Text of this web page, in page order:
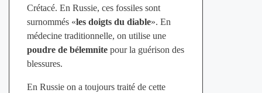
Crétacé. En Russie, ces fossiles sont
surnommés «les doigts du diable». En
médecine traditionnelle, on utilise une
poudre de bélemnitepour la guérison des
blessures.
En Russie on a toujours traité de cette